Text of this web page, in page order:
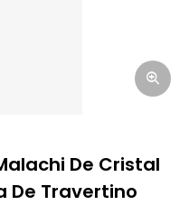
De Cristal
De Travertino